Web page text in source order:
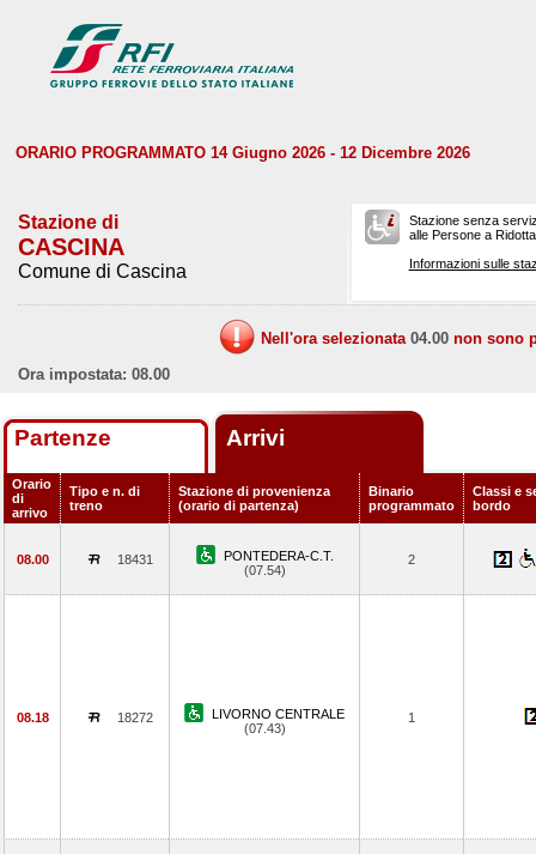
ORARIO PROGRAMMATO 14 Giugno 2026 - 12 Dicembre 2026
Stazione di
CASCINA
Comune di Cascina
Stazione senza
alle Persone a
Informazioni sulle
Nell'ora selezionata 04.00 non sono
Ora impostata: 08.00
Partenze Arrivi
Orario
di
arrivo
Tipo e n. di
treno
Stazione di provenienza
(orario di partenza)
Binario
programmato
Classi e
bordo
08.00 18431
PONTEDERA-C.T.
(07.54)
2
08.18 18272
LIVORNO CENTRALE
(07.43)
1